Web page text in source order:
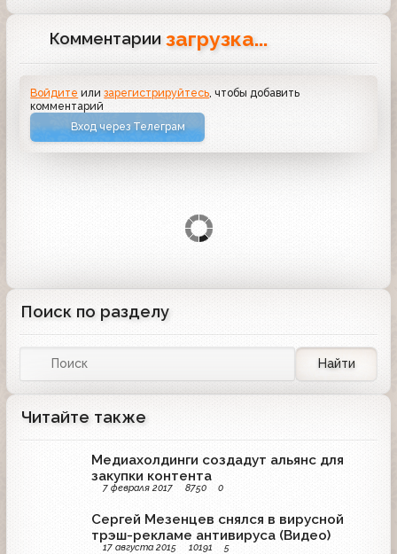
Комментариизагрузка...
Войдите илизарегистрируйтесь, чтобы добавить
комментарий
Вход через Телеграм
Поиск по разделу
Найти
Читайте также
Медиахолдинги создадут альянс для
закупки контента
7 февраля 2017 8750 0
Сергей Мезенцев снялся в вирусной
трэш-рекламе антивируса (Видео)
17 августа 2015 10191 5